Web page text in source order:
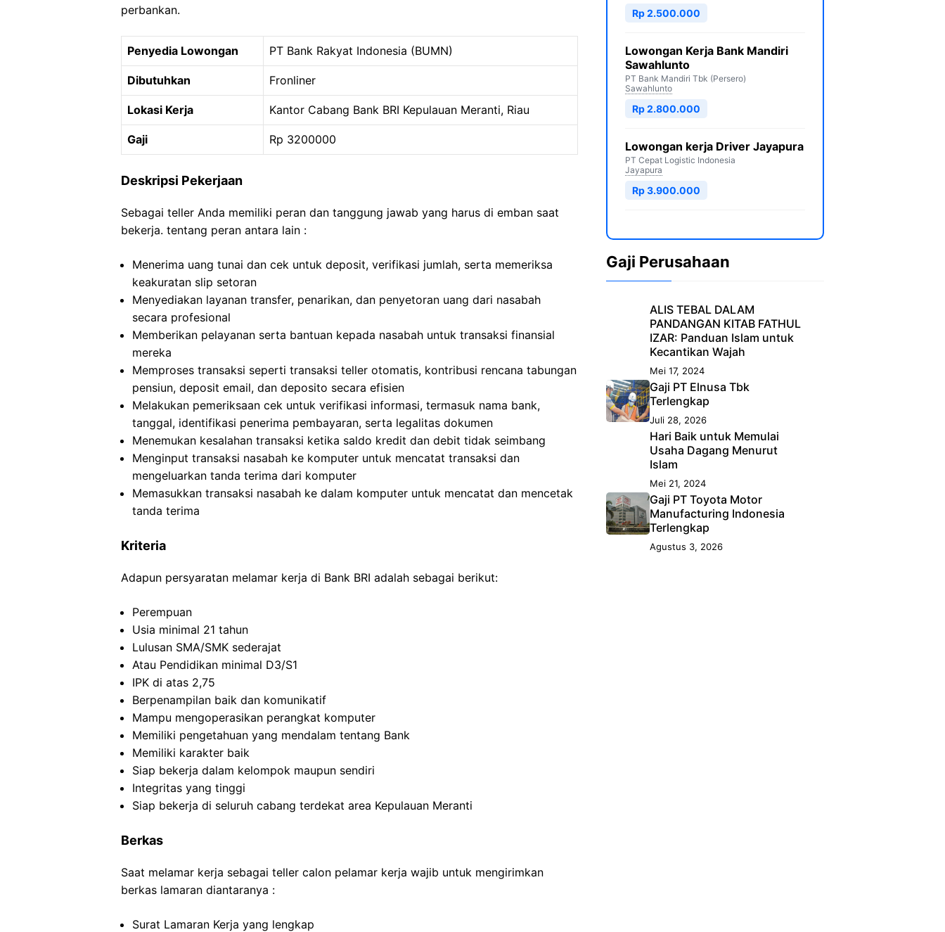
perbankan.
Penyedia Lowongan PT Bank Rakyat Indonesia (BUMN)
Dibutuhkan Fronliner
Lokasi Kerja Kantor Cabang Bank BRI Kepulauan Meranti, Riau
Gaji Rp 3200000
Deskripsi Pekerjaan
Sebagai teller Anda memiliki peran dan tanggung jawab yang harus di emban saat
bekerja. tentang peran antara lain :
Menerima uang tunai dan cek untuk deposit, verifikasi jumlah, serta memeriksa
keakuratan slip setoran
Menyediakan layanan transfer, penarikan, dan penyetoran uang dari nasabah
secara profesional
Memberikan pelayanan serta bantuan kepada nasabah untuk transaksi finansial
mereka
Memproses transaksi seperti transaksi teller otomatis, kontribusi rencana tabungan
pensiun, deposit email, dan deposito secara efisien
Melakukan pemeriksaan cek untuk verifikasi informasi, termasuk nama bank,
tanggal, identifikasi penerima pembayaran, serta legalitas dokumen
Menemukan kesalahan transaksi ketika saldo kredit dan debit tidak seimbang
Menginput transaksi nasabah ke komputer untuk mencatat transaksi dan
mengeluarkan tanda terima dari komputer
Memasukkan transaksi nasabah ke dalam komputer untuk mencatat dan mencetak
tanda terima
Kriteria
Adapun persyaratan melamar kerja di Bank BRI adalah sebagai berikut:
Perempuan
Usia minimal 21 tahun
Lulusan SMA/SMK sederajat
Atau Pendidikan minimal D3/S1
IPK di atas 2,75
Berpenampilan baik dan komunikatif
Mampu mengoperasikan perangkat komputer
Memiliki pengetahuan yang mendalam tentang Bank
Memiliki karakter baik
Siap bekerja dalam kelompok maupun sendiri
Integritas yang tinggi
Siap bekerja di seluruh cabang terdekat area Kepulauan Meranti
Berkas
Saat melamar kerja sebagai teller calon pelamar kerja wajib untuk mengirimkan
berkas lamaran diantaranya :
Surat Lamaran Kerja yang lengkap
Rp 2.500.000
Lowongan Kerja Bank Mandiri
Sawahlunto
PT Bank Mandiri Tbk (Persero)
Sawahlunto
Rp 2.800.000
Lowongan kerja Driver Jayapura
PT Cepat Logistic Indonesia
Jayapura
Rp 3.900.000
Gaji Perusahaan
ALIS TEBAL DALAM
PANDANGAN KITAB FATHUL
IZAR: Panduan Islam untuk
Kecantikan Wajah
Mei 17, 2024
Gaji PT Elnusa Tbk
Terlengkap
Juli 28, 2026
Hari Baik untuk Memulai
Usaha Dagang Menurut
Islam
Mei 21, 2024
Gaji PT Toyota Motor
Manufacturing Indonesia
Terlengkap
Agustus 3, 2026